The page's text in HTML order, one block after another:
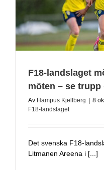
F18-landslaget
möten – se
Av Hampus Kjellberg 8
F18-landslaget
Det svenska F18-
Litmanen Areena i [...]